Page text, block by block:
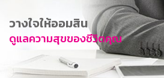
การพัฒนาที่ยั่งยืน
ข่าวสาร
บริการทางการเงิน
อื่นๆ
วางใจให้ออมสิน
ดูแลความสุขของชีวิตคุณ